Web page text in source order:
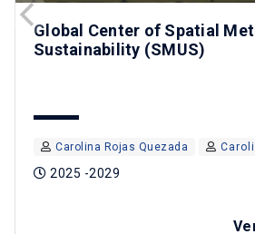
Global Center of Spatial
Sustainability (SMUS)
Carolina Rojas Quezada
2025 -2029